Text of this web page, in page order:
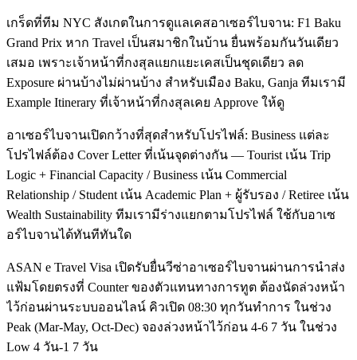
เกร็ดที่ทีม NYC สังเกตในการดูแลเคสอาเซอร์ไบจาน: F1 Baku
Grand Prix หาก Travel เป็นสมาชิกในบ้าน ยื่นพร้อมกันวันเดียว
เสมอ เพราะเจ้าหน้าที่กงสุลแยกแยะเคสเป็นชุดเดียว ลด
Exposure ผ่านบ้างไม่ผ่านบ้าง สำหรับเมือง Baku, Ganja ทีมเรามี
Example Itinerary ที่เจ้าหน้าที่กงสุลเคย Approve ให้ดู
อาเซอร์ไบจานเปิดกว้างที่สุดสำหรับโปรไฟล์: Business แต่ละ
โปรไฟล์ต้อง Cover Letter ที่เน้นจุดต่างกัน — Tourist เน้น Trip
Logic + Financial Capacity / Business เน้น Commercial
Relationship / Student เน้น Academic Plan + ผู้รับรอง / Retiree เน้น
Wealth Sustainability ทีมเรามีร่างแยกตามโปรไฟล์ ใช้กับอาเซ
อร์ไบจานได้ทันทีทันใด
ASAN e Travel Visa เปิดรับยื่นวีซ่าอาเซอร์ไบจานผ่านการนำส่ง
แฟ้มโดยตรงที่ Counter ของตัวแทนทางการทูต ต้องนัดล่วงหน้า
ไว้ก่อนผ่านระบบออนไลน์ คิวเปิด 08:30 ทุกวันทำการ ในช่วง
Peak (Mar-May, Oct-Dec) จองล่วงหน้าไว้ก่อน 4-6 7 วัน ในช่วง
Low 4 วัน-1 7 วัน